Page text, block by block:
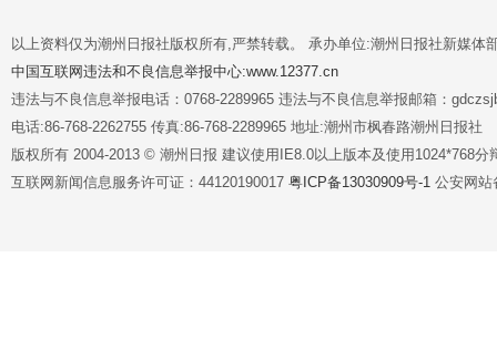
以上资料仅为潮州日报社版权所有,严禁转载。 承办单位:潮州日报社新媒体
中国互联网违法和不良信息举报中心:www.12377.cn
违法与不良信息举报电话：0768-2289965 违法与不良信息举报邮箱：
电话:86-768-2262755 传真:86-768-2289965 地址:潮州市枫春路潮州日报社
版权所有 2004-2013 © 潮州日报 建议使用IE8.0以上版本及使用1024*768分
互联网新闻信息服务许可证：44120190017 粤ICP备13030909号-1 公安网站